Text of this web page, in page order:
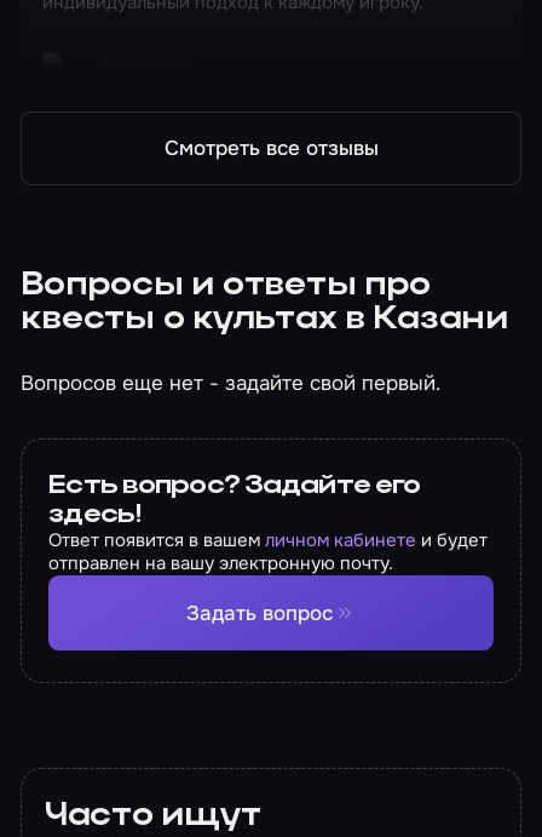
Смотреть все отзывы
Вопросы и ответы про
квесты о культах в Казани
Вопросов еще нет - задайте свой первый.
Есть вопрос? Задайте его
здесь!
Ответ появится в вашемличном кабинете и будет
отправлен на вашу электронную почту.
Задать вопрос
Часто ищут